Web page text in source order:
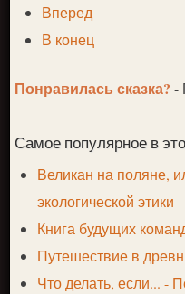
Вперед
В конец
Понравилась сказка?-
Самое популярное в
Великан на поляне,
экологической
Книга будущих
Путешествие в
Что делать, если... -